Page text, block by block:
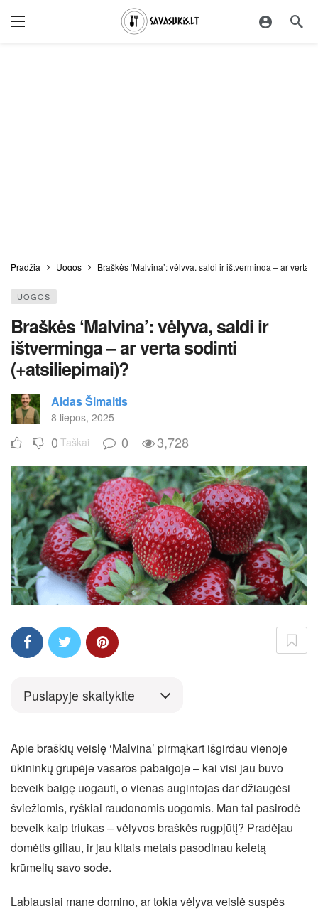
Pradžia Uogos Braškės ‘Malvina’: vėlyva, saldi ir ištverminga – ar verta
UOGOS
Braškės ‘Malvina’: vėlyva, saldi ir
ištverminga – ar verta sodinti
(+atsiliepimai)?
Aidas Šimaitis
8 liepos, 2025
0 Taškai 0 3,728
Puslapyje skaitykite
Apie braškių veislę ‘Malvina’ pirmąkart išgirdau vienoje
ūkininkų grupėje vasaros pabaigoje – kai visi jau buvo
beveik baigę uogauti, o vienas augintojas dar džiaugėsi
šviežiomis, ryškiai raudonomis uogomis. Man tai pasirodė
beveik kaip triukas – vėlyvos braškės rugpjūtį? Pradėjau
domėtis giliau, ir jau kitais metais pasodinau keletą
krūmelių savo sode.
Labiausiai mane domino, ar tokia vėlyva veislė suspės